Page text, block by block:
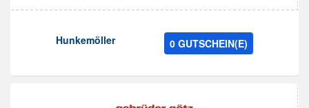
Hunkemöller 0 GUTSCHEIN(E)